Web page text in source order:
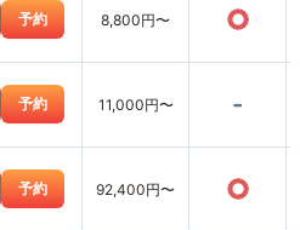
予約 8,800円〜 ○
予約 11,000円〜 -
予約 92,400円〜 ○